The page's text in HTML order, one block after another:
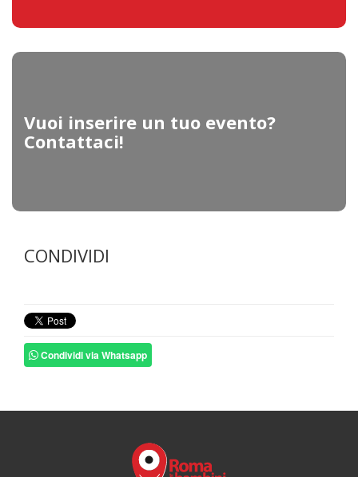
Vuoi inserire un tuo evento?
Contattaci!
CONDIVIDI
Condividi via Whatsapp